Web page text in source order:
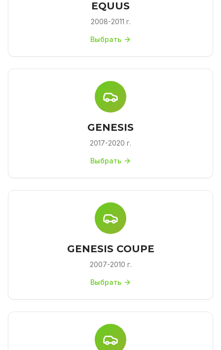
EQUUS
2008-2011 г.
Выбрать
GENESIS
2017-2020 г.
Выбрать
GENESIS COUPE
2007-2010 г.
Выбрать